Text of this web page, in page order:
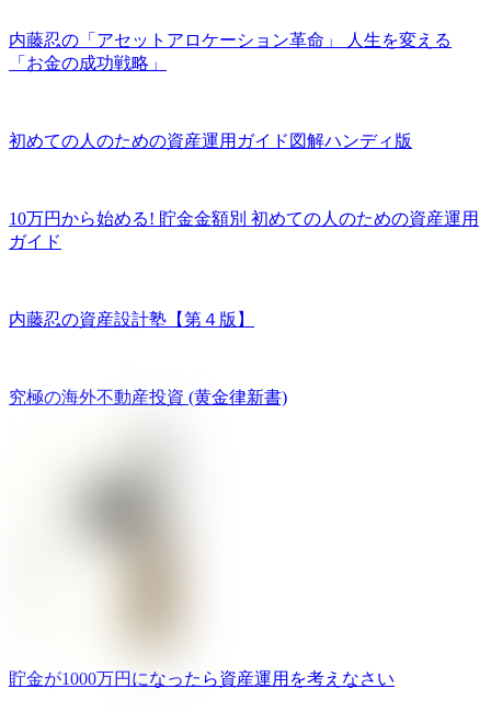
内藤忍の「アセットアロケーション革命」 人生を変える
「お金の成功戦略」
初めての人のための資産運用ガイド図解ハンディ版
10万円から始める! 貯金金額別 初めての人のための資産運用
ガイド
内藤忍の資産設計塾【第４版】
究極の海外不動産投資 (黄金律新書)
貯金が1000万円になったら資産運用を考えなさい